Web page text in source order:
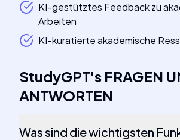
KI-gestütztes Feedback zu
Arbeiten
KI-kuratierte akademische
StudyGPT's FRAGEN
ANTWORTEN
Was sind die wichtigsten